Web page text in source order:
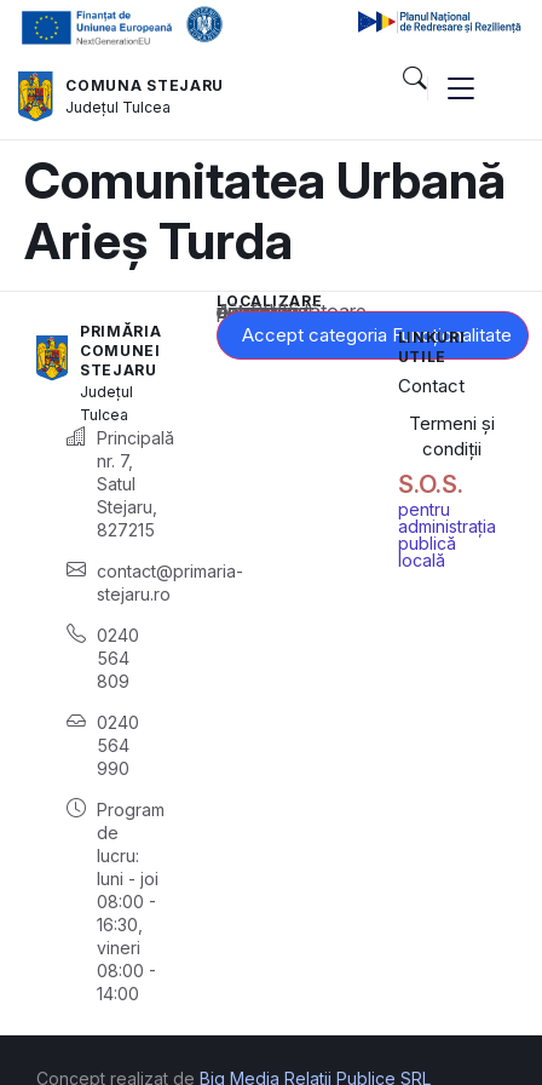
COMUNA STEJARU
Județul Tulcea
Comunitatea Urbană
Arieș Turda
PRIMĂRIA
COMUNEI
STEJARU
Județul
Tulcea
Principală
nr. 7,
Satul
Stejaru,
827215
contact@primaria-
stejaru.ro
0240
564
809
0240
564
990
Program
de
lucru:
luni - joi
08:00 -
16:30,
vineri
08:00 -
14:00
LOCALIZARE
Acest conținut este blocat până când acceptați categoria corespunzătoare de cookie-uri.
Accept categoria Funcționalitate
LINKURI
UTILE
Contact
Termeni și
condiții
S.O.S.
pentru
administrația
publică
locală
Concept realizat de Big Media Relații Publice SRL